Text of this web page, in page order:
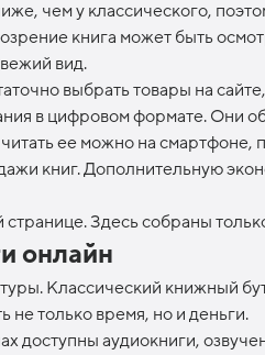
чем у классического,
книга может быть
вид.
выбрать товары на
в цифровом формате. Они
читать ее можно на
книг. Дополнительную
Здесь собраны
онлайн
Классический книжный
не только время, но и деньги.
доступны аудиокниги,